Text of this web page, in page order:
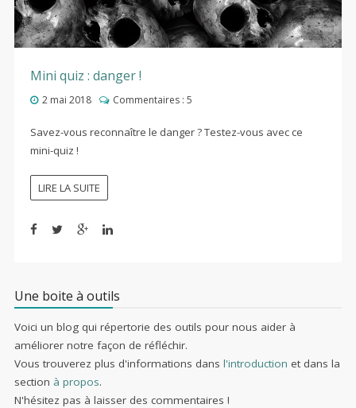
Mini quiz : danger !
2 mai 2018 Commentaires : 5
Savez-vous reconnaître le danger ? Testez-vous avec ce
mini-quiz !
LIRE LA SUITE
Une boite à outils
Voici un blog qui répertorie des outils pour nous aider à
améliorer notre façon de réfléchir.
Vous trouverez plus d'informations dans l'introduction et dans la
section à propos.
N'hésitez pas à laisser des commentaires !